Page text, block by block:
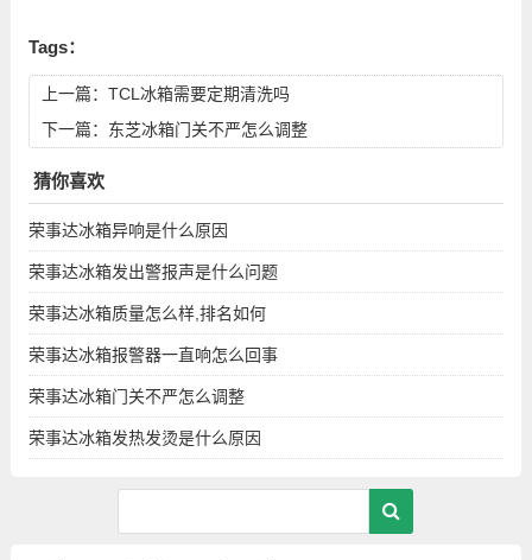
Tags：
上一篇： TCL冰箱需要定期清洗吗
下一篇： 东芝冰箱门关不严怎么调整
猜你喜欢
荣事达冰箱异响是什么原因
荣事达冰箱发出警报声是什么问题
荣事达冰箱质量怎么样,排名如何
荣事达冰箱报警器一直响怎么回事
荣事达冰箱门关不严怎么调整
荣事达冰箱发热发烫是什么原因